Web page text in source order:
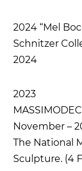
2024 “Mel
Schnitzer
2024
2023
November –
The National
Sculpture. (4